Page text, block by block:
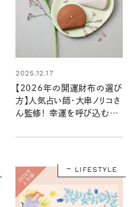
2025.12.17
【2026年の開運財布の選び
方】人気占い師・大串ノリコさ
ん監修！ 幸運を呼び込む注
き開運日は？
LIFESTYLE